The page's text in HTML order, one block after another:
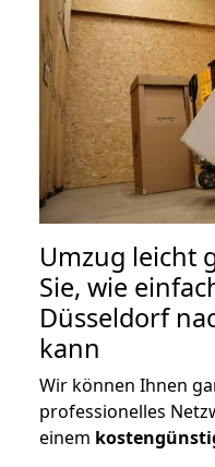
Umzug leicht
Sie, wie
Düsseldorf
kann
Wir können Ihnen
professionelles
einem